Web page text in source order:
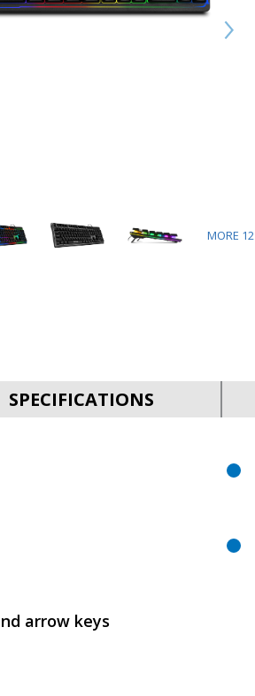
MORE 12
SPECIFICATIONS
arrow keys